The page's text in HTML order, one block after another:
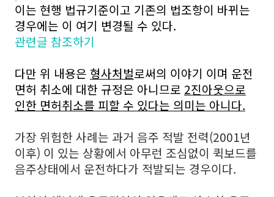
이는 현행 법규기준이고 기존의 법조항이 바뀌는
경우에는 이 여기 변경될 수 있다.
관련글 참조하기
다만 위 내용은 형사처벌로써의 이야기 이며 운전
면허 취소에 대한 규정은 아니므로 2진아웃으로
인한 면허취소를 피할 수 있다는 의미는 아니다.
가장 위험한 사례는 과거 음주 적발 전력(2001년
이후) 이 있는 상황에서 아무런 조심없이 퀵보드를
음주상태에서 운전하다가 적발되는 경우이다.